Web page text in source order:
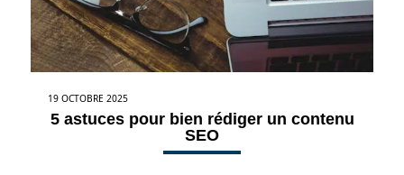
19 OCTOBRE 2025
5 astuces pour bien rédiger un contenu
SEO